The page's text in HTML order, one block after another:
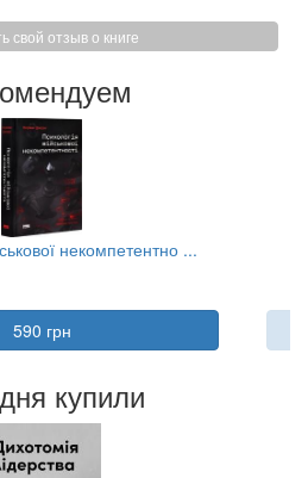
свой отзыв о книге
некомпетентно ...
590 грн
купили